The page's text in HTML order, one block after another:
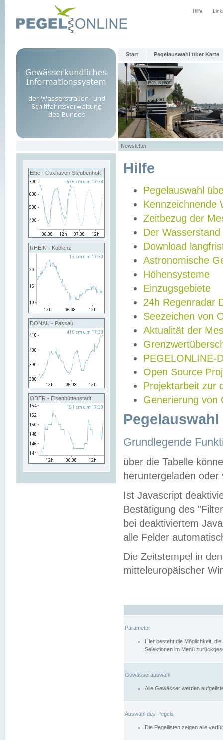
Hilfe
Start Pegelauswahl über Karte
Newsletter
Elbe - Cuxhaven Steubenhöft
RHEIN - Koblenz
DONAU - Passau
ODER - Eisenhüttenstadt
Hilfe
Pegelauswahl
Kennzeichnende
Zeitbezug der
Der Wasserstand
Download
Astronomische
Höhensysteme
Einzugsgebiete
24h Regenradar
Seezeichen von
Aktualität der
PEGELONLINE-
Open Source
Projektarbeit zur
Generierung von
Grundlegende
über die Tabelle
heruntergeladen oder
Ist Javascript
Bestätigung des
bei deaktiviertem
alle Felder
Die Zeitstempel in
mitteleuropäischer
Parameter
Hier besteht die Möglichkeit,
Selektionen im Menü
Gewässerauswahl
Alle Gewässer werden
Auswahl des Pegels
Die Pegellisten zeigen alle